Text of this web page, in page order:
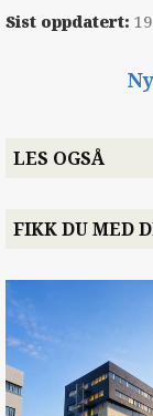
Sist oppdatert:
LES OGSÅ
FIKK DU MED